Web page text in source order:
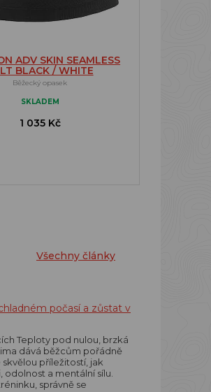
ADV SKIN SEAMLESS
BLACK / WHITE
Běžecký opasek
SKLADEM
1 035 Kč
Všechny články
počasí a zůstat v
Teploty pod nulou, brzká
dává běžcům pořádně
příležitostí, jak
a mentální sílu.
správně se